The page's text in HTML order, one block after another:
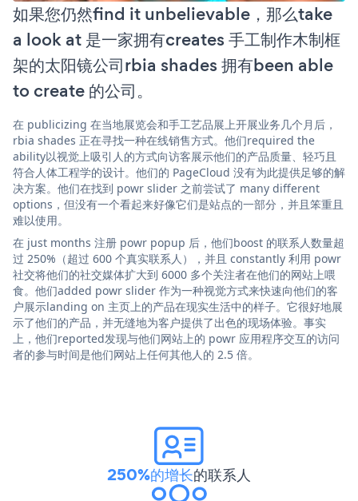
如果您仍然find it unbelievable，那么take
a look at 是一家拥有creates 手工制作木制框
架的太阳镜公司rbia shades 拥有been able
to create 的公司。
在 publicizing 在当地展览会和手工艺品展上开展业务几个月后，
rbia shades 正在寻找一种在线销售方式。他们required the
ability以视觉上吸引人的方式向访客展示他们的产品质量、轻巧且
符合人体工程学的设计。他们的 PageCloud 没有为此提供足够的解
决方案。他们在找到 powr slider 之前尝试了 many different
options，但没有一个看起来好像它们是站点的一部分，并且笨重且
难以使用。
在 just months 注册 powr popup 后，他们boost 的联系人数量超
过 250%（超过 600 个真实联系人），并且 constantly 利用 powr
社交将他们的社交媒体扩大到 6000 多个关注者在他们的网站上喂
食。他们added powr slider 作为一种视觉方式来快速向他们的客
户展示landing on 主页上的产品在现实生活中的样子。它很好地展
示了他们的产品，并无缝地为客户提供了出色的现场体验。事实
上，他们reported发现与他们网站上的 powr 应用程序交互的访问
者的参与时间是他们网站上任何其他人的 2.5 倍。
250%的增长的联系人